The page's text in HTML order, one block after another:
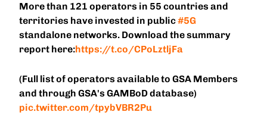
More than 121 operators in 55 countries and
territories have invested in public#5G
standalone networks. Download the summary
report here:https://t.co/CPoLztljFa
(Full list of operators available to GSA Members
and through GSA's GAMBoD database)
pic.twitter.com/tpybVBR2Pu